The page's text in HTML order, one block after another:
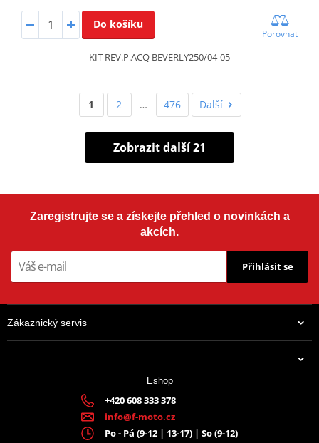
Do košíku
Porovnat
KIT REV.P.ACQ BEVERLY250/04-05
1 2 … 476 Další
Zobrazit další 21
Zaregistrujte se a získejte přehled o novinkách a
akcích.
Přihlásit se
Zákaznický servis
Eshop
+420 608 333 378
info@f-moto.cz
Po - Pá (9-12 | 13-17) | So (9-12)